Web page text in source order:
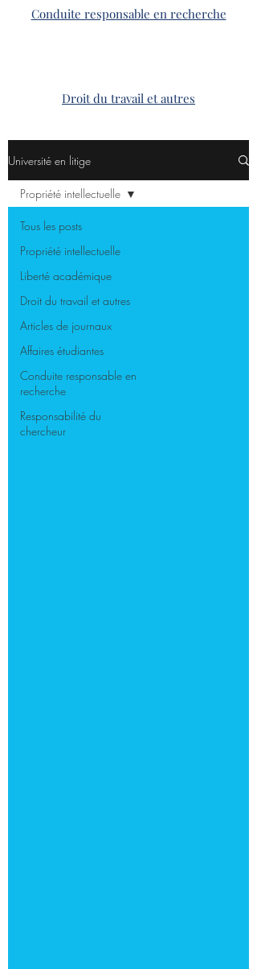
Conduite responsable en recherche
Droit du travail et autres
Université en litige
Tous les posts
Propriété intellectuelle
Liberté académique
Droit du travail et autres
Articles de journaux
Affaires étudiantes
Conduite responsable en
recherche
Responsabilité du
chercheur
Propriété intellectuelle